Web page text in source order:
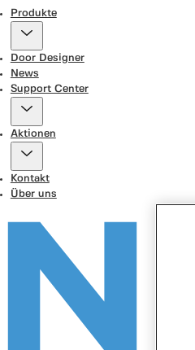
Produkte
Door Designer
News
Support Center
Aktionen
Kontakt
Über uns